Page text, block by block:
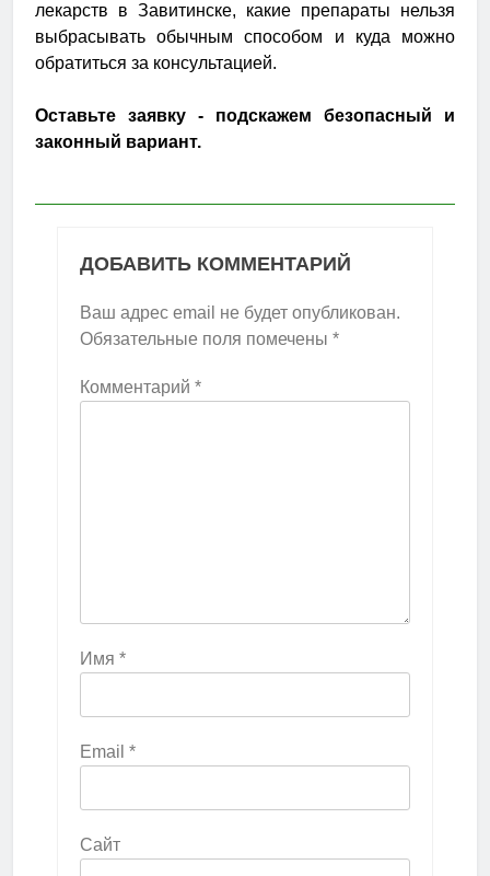
лекарств в Завитинске, какие препараты нельзя
выбрасывать обычным способом и куда можно
обратиться за консультацией.
Оставьте заявку - подскажем безопасный и
законный вариант.
ДОБАВИТЬ КОММЕНТАРИЙ
Ваш адрес email не будет опубликован.
Обязательные поля помечены *
Комментарий *
Имя *
Email *
Сайт